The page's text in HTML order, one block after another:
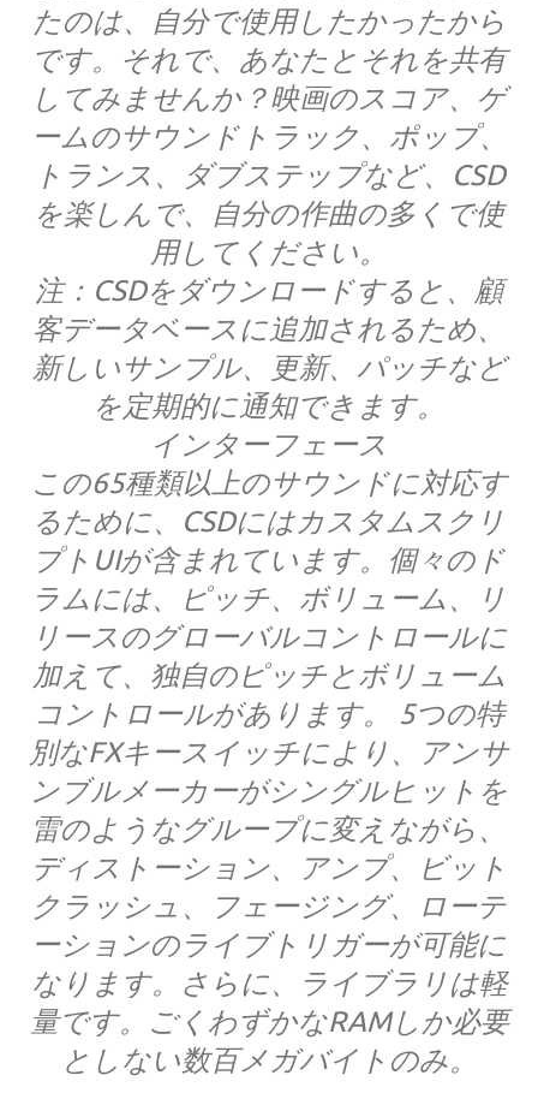
たのは、自分で使用したかったから
です。それで、あなたとそれを共有
してみませんか？映画のスコア、ゲ
ームのサウンドトラック、ポップ、
トランス、ダブステップなど、CSD
を楽しんで、自分の作曲の多くで使
用してください。
注：CSDをダウンロードすると、顧
客データベースに追加されるため、
新しいサンプル、更新、パッチなど
を定期的に通知できます。
インターフェース
この65種類以上のサウンドに対応す
るために、CSDにはカスタムスクリ
プトUIが含まれています。個々のド
ラムには、ピッチ、ボリューム、リ
リースのグローバルコントロールに
加えて、独自のピッチとボリューム
コントロールがあります。 5つの特
別なFXキースイッチにより、アンサ
ンブルメーカーがシングルヒットを
雷のようなグループに変えながら、
ディストーション、アンプ、ビット
クラッシュ、フェージング、ローテ
ーションのライブトリガーが可能に
なります。さらに、ライブラリは軽
量です。ごくわずかなRAMしか必要
としない数百メガバイトのみ。